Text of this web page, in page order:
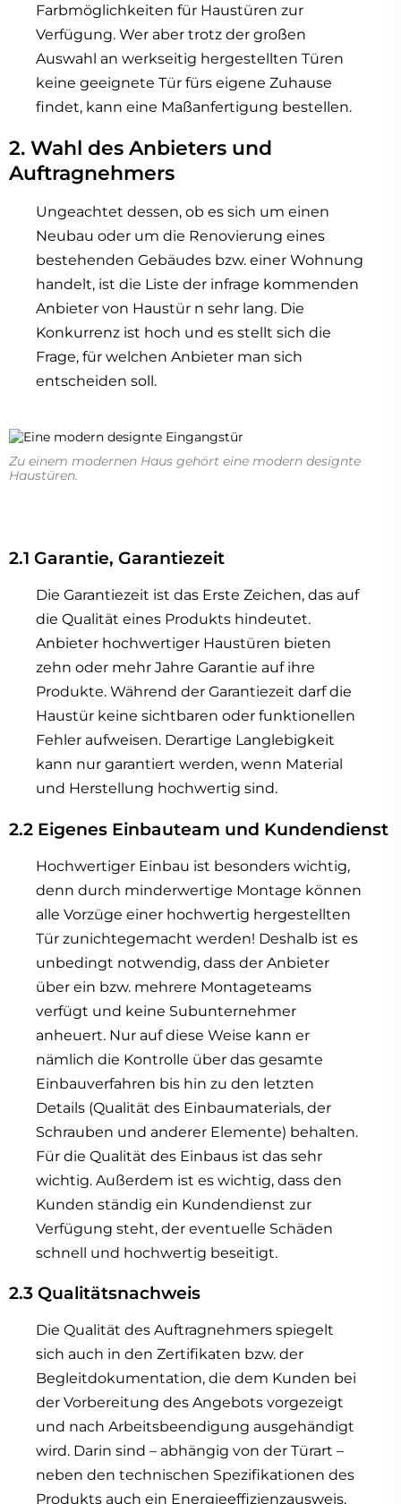
Farbmöglichkeiten für Haustüren zur
Verfügung. Wer aber trotz der großen
Auswahl an werkseitig hergestellten Türen
keine geeignete Tür fürs eigene Zuhause
findet, kann eine Maßanfertigung bestellen.
2. Wahl des Anbieters und
Auftragnehmers
Ungeachtet dessen, ob es sich um einen
Neubau oder um die Renovierung eines
bestehenden Gebäudes bzw. einer Wohnung
handelt, ist die Liste der infrage kommenden
Anbieter von Haustür n sehr lang. Die
Konkurrenz ist hoch und es stellt sich die
Frage, für welchen Anbieter man sich
entscheiden soll.
Zu einem modernen Haus gehört eine modern designte
Haustüren.
2.1 Garantie, Garantiezeit
Die Garantiezeit ist das Erste Zeichen, das auf
die Qualität eines Produkts hindeutet.
Anbieter hochwertiger Haustüren bieten
zehn oder mehr Jahre Garantie auf ihre
Produkte. Während der Garantiezeit darf die
Haustür keine sichtbaren oder funktionellen
Fehler aufweisen. Derartige Langlebigkeit
kann nur garantiert werden, wenn Material
und Herstellung hochwertig sind.
2.2 Eigenes Einbauteam und Kundendienst
Hochwertiger Einbau ist besonders wichtig,
denn durch minderwertige Montage können
alle Vorzüge einer hochwertig hergestellten
Tür zunichtegemacht werden! Deshalb ist es
unbedingt notwendig, dass der Anbieter
über ein bzw. mehrere Montageteams
verfügt und keine Subunternehmer
anheuert. Nur auf diese Weise kann er
nämlich die Kontrolle über das gesamte
Einbauverfahren bis hin zu den letzten
Details (Qualität des Einbaumaterials, der
Schrauben und anderer Elemente) behalten.
Für die Qualität des Einbaus ist das sehr
wichtig. Außerdem ist es wichtig, dass den
Kunden ständig ein Kundendienst zur
Verfügung steht, der eventuelle Schäden
schnell und hochwertig beseitigt.
2.3 Qualitätsnachweis
Die Qualität des Auftragnehmers spiegelt
sich auch in den Zertifikaten bzw. der
Begleitdokumentation, die dem Kunden bei
der Vorbereitung des Angebots vorgezeigt
und nach Arbeitsbeendigung ausgehändigt
wird. Darin sind – abhängig von der Türart –
neben den technischen Spezifikationen des
Produkts auch ein Energieeffizienzausweis,